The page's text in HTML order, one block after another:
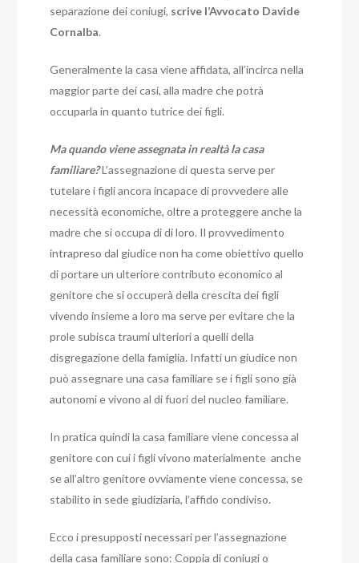
separazione dei coniugi, scrive l’Avvocato Davide
Cornalba.
Generalmente la casa viene affidata, all’incirca nella
maggior parte dei casi, alla madre che potrà
occuparla in quanto tutrice dei figli.
Ma quando viene assegnata in realtà la casa
familiare?L’assegnazione di questa serve per
tutelare i figli ancora incapace di provvedere alle
necessità economiche, oltre a proteggere anche la
madre che si occupa di di loro. Il provvedimento
intrapreso dal giudice non ha come obiettivo quello
di portare un ulteriore contributo economico al
genitore che si occuperà della crescita dei figli
vivendo insieme a loro ma serve per evitare che la
prole subisca traumi ulteriori a quelli della
disgregazione della famiglia. Infatti un giudice non
può assegnare una casa familiare se i figli sono già
autonomi e vivono al di fuori del nucleo familiare.
In pratica quindi la casa familiare viene concessa al
genitore con cui i figli vivono materialmente anche
se all’altro genitore ovviamente viene concessa, se
stabilito in sede giudiziaria, l’affido condiviso.
Ecco i presupposti necessari per l’assegnazione
della casa familiare sono:Coppia di coniugi o